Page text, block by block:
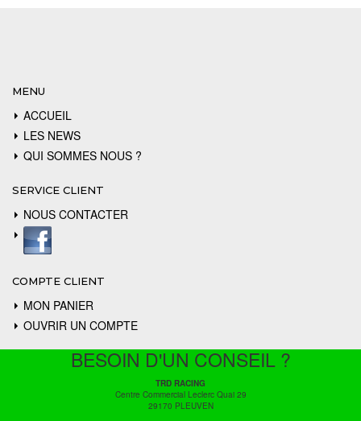
MENU
ACCUEIL
LES NEWS
QUI SOMMES NOUS ?
SERVICE CLIENT
NOUS CONTACTER
COMPTE CLIENT
MON PANIER
OUVRIR UN COMPTE
BESOIN D'UN CONSEIL ?
TRD RACING
Centre Commercial Leclerc Quai 29
29170 PLEUVEN